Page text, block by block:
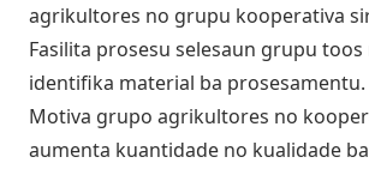
agrikultores no grupu kooperativa
Fasilita prosesu selesaun grupu
identifika material ba prosesamentu.
Motiva grupo agrikultores no
aumenta kuantidade no kualidade